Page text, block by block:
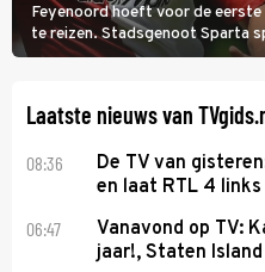
Feyenoord hoeft voor de
te reizen. Stadsgenoot Sparta
verderop. Feyenoord trok de
Laatste nieuws van
08:36
De TV van
en laat RTL 4 links
06:47
Vanavond op TV:
jaar!, Staten